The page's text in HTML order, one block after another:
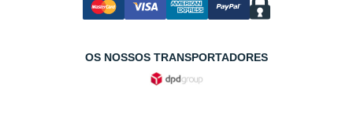
OS NOSSOS TRANSPORTADORES